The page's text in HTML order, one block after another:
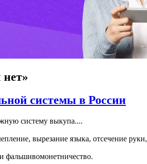
системы в России
систему выкупа....
вырезание языка, отсечение руки,
фальшивомонетничество.